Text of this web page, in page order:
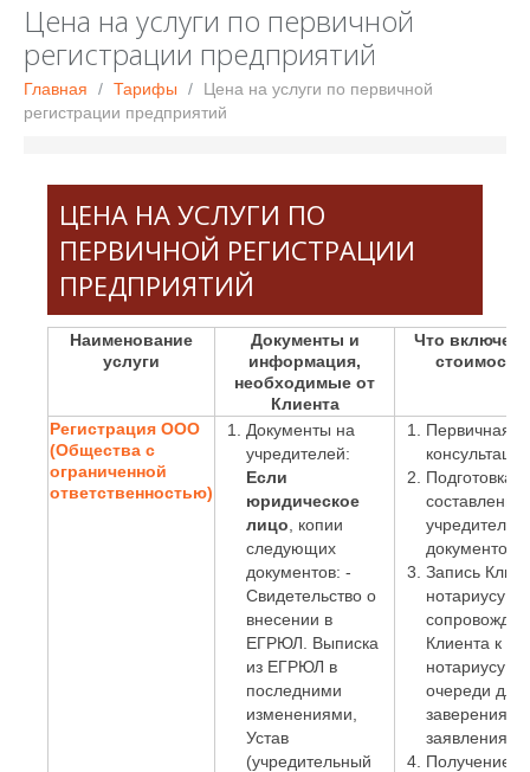
Цена на услуги по первичной
регистрации предприятий
Главная Тарифы
Цена на услуги по первичной
регистрации предприятий
ЦЕНА НА УСЛУГИ ПО
ПЕРВИЧНОЙ РЕГИСТРАЦИИ
ПРЕДПРИЯТИЙ
Наименование
услуги
Документы и
информация,
необходимые от
Клиента
Что
стоимость
Регистрация ООО
(Общества с
ограниченной
ответственностью)
Документы на
учредителей:
Если
юридическое
лицо , копии
следующих
документов: -
Свидетельство о
внесении в
ЕГРЮЛ. Выписка
из ЕГРЮЛ в
последними
изменениями,
Устав
(учредительный
Первичная
Подготовка и
составление
документов;
Запись
нотариусу и
Клиента к
нотариусу
очереди для
заверения
заявления;
Получение